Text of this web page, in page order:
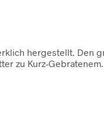
hergestellt. Den
zu Kurz-Gebratenem.